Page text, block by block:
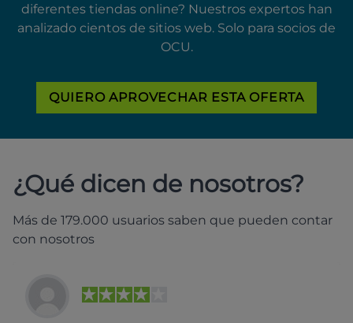
diferentes tiendas online? Nuestros expertos han
analizado cientos de sitios web. Solo para socios de
OCU.
QUIERO APROVECHAR ESTA OFERTA
¿Qué dicen de nosotros?
Más de 179.000 usuarios saben que pueden contar
con nosotros